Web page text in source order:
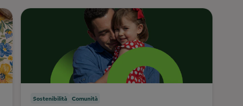
Sostenibilità Comunità